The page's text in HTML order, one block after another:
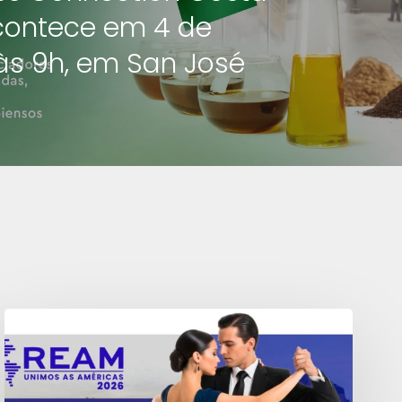
em 4 de
9h, em San José
regressiva
para